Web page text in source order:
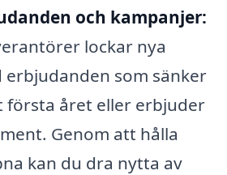
och kampanjer:
lockar nya
erbjudanden som sänker
första året eller erbjuder
Genom att hålla
kan du dra nytta av